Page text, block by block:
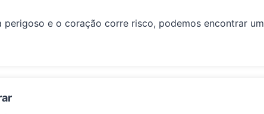
perigoso e o coração corre risco, podemos encontrar um